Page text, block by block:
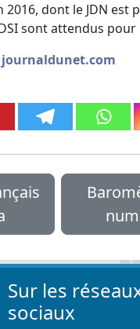
2016, dont le JDN est
sont attendus pour
journaldunet.com
Sur les
sociaux